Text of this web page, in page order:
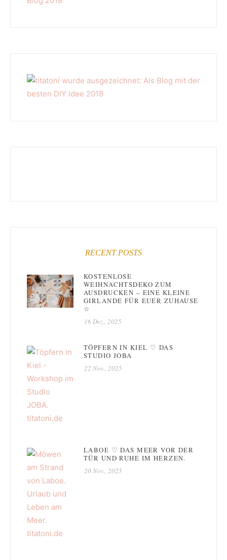
RECENT POSTS
KOSTENLOSE
WEIHNACHTSDEKO ZUM
AUSDRUCKEN – EINE KLEINE
GIRLANDE FÜR EUER ZUHAUSE
☆
16 Dez., 2025
TÖPFERN IN KIEL ♡ DAS
STUDIO JOBA
22 Nov., 2025
LABOE ♡ DAS MEER VOR DER
TÜR UND RUHE IM HERZEN.
20 Nov., 2025